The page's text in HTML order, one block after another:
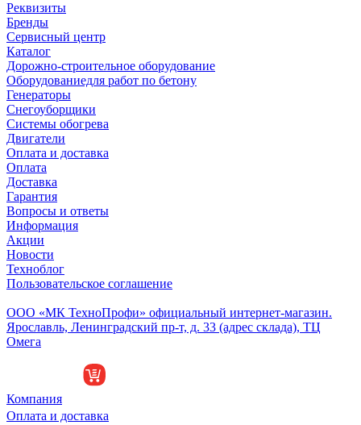
Реквизиты
Бренды
Сервисный центр
Каталог
Дорожно-строительное оборудование
Оборудованиедля работ по бетону
Генераторы
Снегоуборщики
Системы обогрева
Двигатели
Оплата и доставка
Оплата
Доставка
Гарантия
Вопросы и ответы
Информация
Акции
Новости
Техноблог
Пользовательское соглашение
ООО «МК ТехноПрофи» официальный интернет-магазин.
Ярославль, Ленинградский пр-т, д. 33 (адрес склада), ТЦ
Омега
Компания
Оплата и доставка